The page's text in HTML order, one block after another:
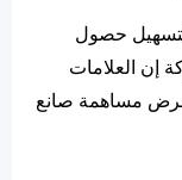
حصول
إن العلامات
مساهمة صانع